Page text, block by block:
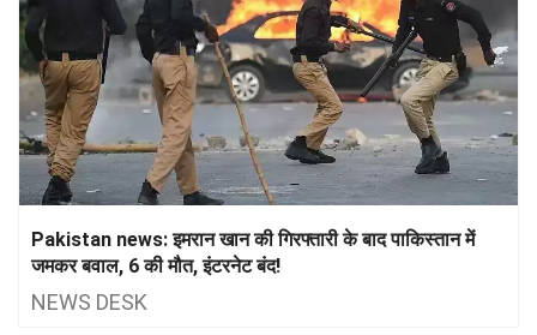
Pakistan news: इमरान खान की गिरफ्तारी के बाद पाकिस्तान में
जमकर बवाल, 6 की मौत, इंटरनेट बंद!
NEWS DESK